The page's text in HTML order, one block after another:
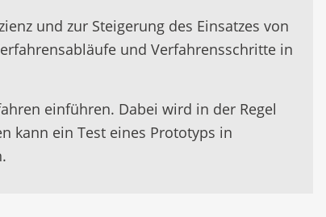
und zur Steigerung des Einsatzes von
und Verfahrensschritte in
einführen. Dabei wird in der Regel
kann ein Test eines Prototyps in